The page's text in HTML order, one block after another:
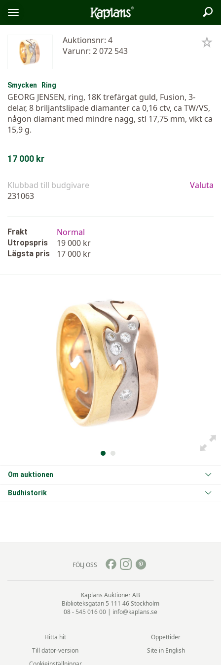
Logo Sök
Öppna/stäng
meny
Auktionsnr: 4
Varunr: 2 072 543
Smycken Ring
GEORG JENSEN, ring, 18K trefärgat guld, Fusion, 3-
delar, 8 briljantslipade diamanter ca 0,16 ctv, ca TW/VS,
någon diamant med mindre nagg, stl 17,75 mm, vikt ca
15,9 g.
17 000 kr
Klubbad till budgivare
231063
Valuta
Frakt Normal
Utropspris 19 000 kr
Lägsta pris 17 000 kr
Om auktionen
Budhistorik
FÖLJ OSS
Kaplans Auktioner AB
Biblioteksgatan 5 111 46 Stockholm
08 - 545 016 00 | info@kaplans.se
Hitta hit
Öppettider
Till dator-version
Site in English